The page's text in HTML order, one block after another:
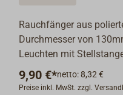
Rauchfänger aus
Durchmesser von
Leuchten mit
9,90 €*netto: 8,32 €
Preise inkl. MwSt. zzgl.